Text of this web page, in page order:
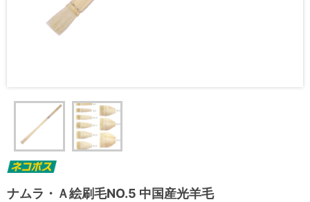
ナムラ・Ａ絵刷毛NO.5 中国産光羊毛